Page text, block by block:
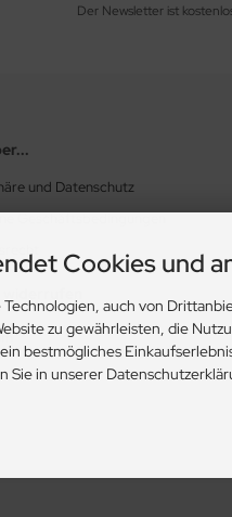
Der Newsletter ist
und Datenschutz
Geschäftsbedingungen
Cookies und
auch von
zu gewährleisten, die
bestmögliches
Sie in unserer